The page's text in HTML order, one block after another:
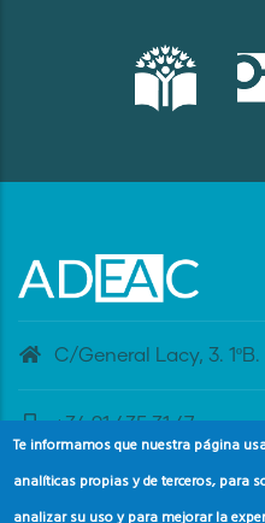
C/General Lacy, 3.
+34 91 435 31 47
Te informamos que nuestra página
analíticas propias y de terceros, para
analizar su uso y para mejorar la